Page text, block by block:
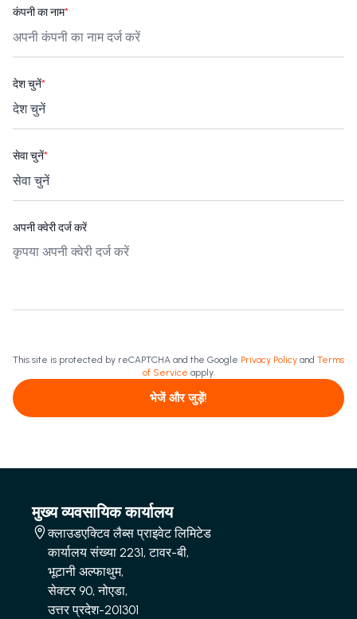
कंपनी का नाम*
देश चुनें*
सेवा चुनें*
अपनी क्वेरी दर्ज करें
This site is protected by reCAPTCHA and the Google Privacy Policy and Terms
of Service apply.
भेजें और जुड़ें!
मुख्य व्यवसायिक कार्यालय
क्लाउडएक्टिव लैब्स प्राइवेट लिमिटेड
कार्यालय संख्या 2231, टावर-बी,
भूटानी अल्फाथुम,
सेक्टर 90, नोएडा,
उत्तर प्रदेश-201301